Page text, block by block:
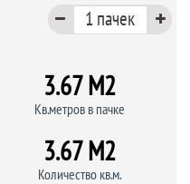
3.67 M2
Кв.метров в пачке
3.67 M2
Количество кв.м.